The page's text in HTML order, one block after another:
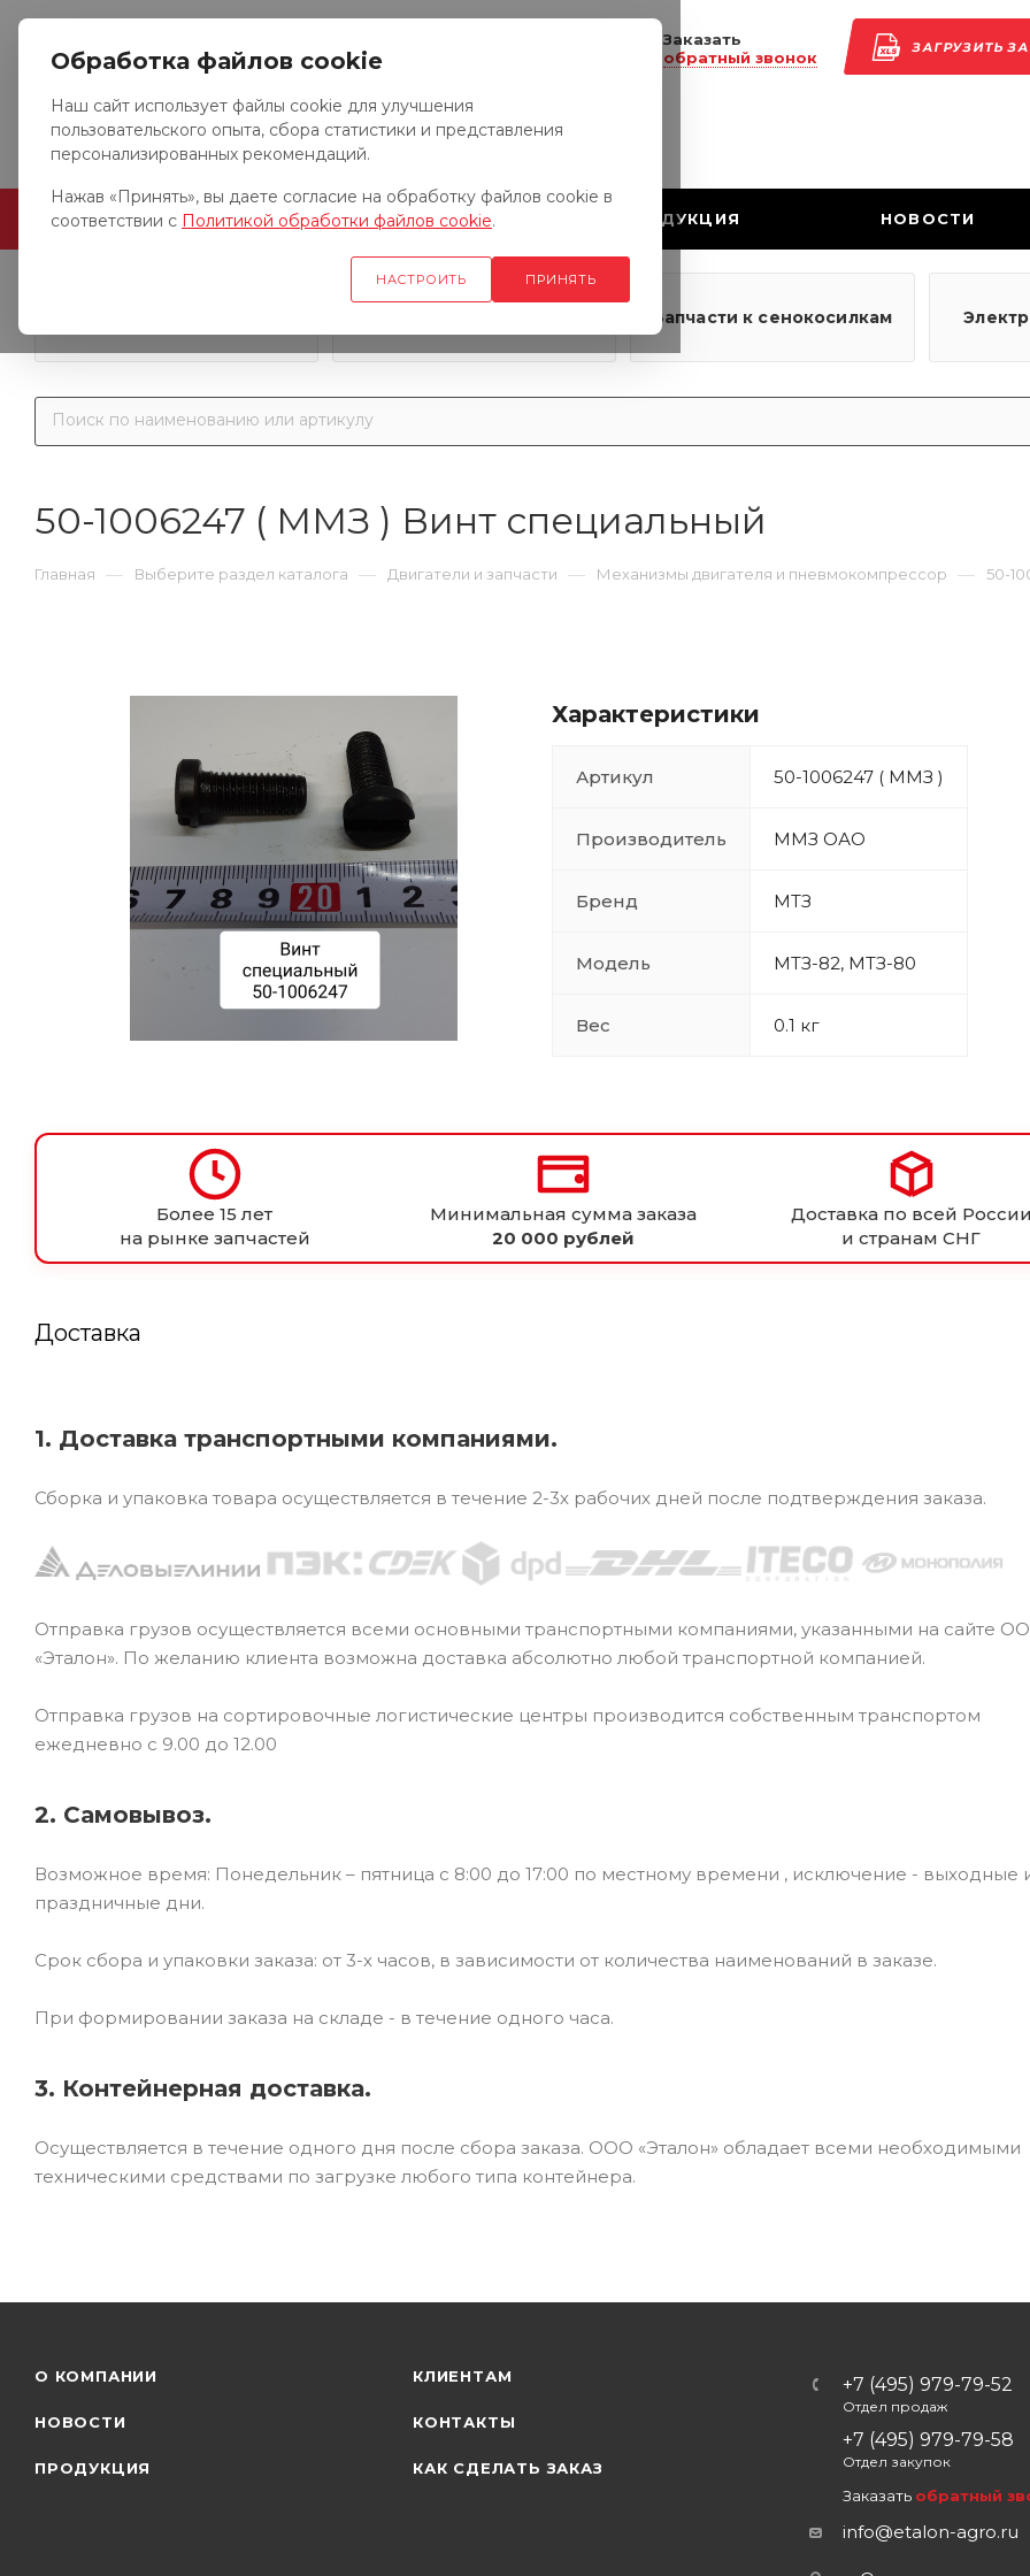
ЗАГРУЗИТЬ
Заказать
обратный звонок
ГЛАВНАЯ О КОМПАНИИ ПРОДУКЦИЯ НОВОСТИ
Запчасти к грузовым
Запчасти к сенокосилкам
50-1006247 ( ММЗ ) Винт специальный
Главная — Выберите раздел каталога — Двигатели и запчасти — Механизмы двигателя и пневмокомпрессор — 50-
Характеристики
Артикул 50-1006247 ( ММЗ )
Производитель ММЗ ОАО
Бренд МТЗ
Модель МТЗ-82, МТЗ-80
Вес 0.1 кг
Более 15 лет
на рынке запчастей
Минимальная сумма заказа
20 000 рублей
Доставка по всей
и странам СНГ
Доставка
1. Доставка транспортными компаниями.
Сборка и упаковка товара осуществляется в течение 2-3х рабочих дней после подтверждения заказа.
Отправка грузов осуществляется всеми основными транспортными компаниями, указанными на сайте
«Эталон». По желанию клиента возможна доставка абсолютно любой транспортной компанией.
Отправка грузов на сортировочные логистические центры производится собственным транспортом
ежедневно с 9.00 до 12.00
2. Самовывоз.
Возможное время: Понедельник – пятница с 8:00 до 17:00 по местному времени , исключение - выходные
праздничные дни.
Срок сбора и упаковки заказа: от 3-х часов, в зависимости от количества наименований в заказе.
При формировании заказа на складе - в течение одного часа.
3. Контейнерная доставка.
Осуществляется в течение одного дня после сбора заказа. ООО «Эталон» обладает всеми необходимыми
техническими средствами по загрузке любого типа контейнера.
О КОМПАНИИ
НОВОСТИ
ПРОДУКЦИЯ
КЛИЕНТАМ
КОНТАКТЫ
КАК СДЕЛАТЬ ЗАКАЗ
+7 (495) 979-79-52
Отдел продаж
+7 (495) 979-79-58
Отдел закупок
Заказать обратный
info@etalon-agro.ru
Обработка файлов cookie
Наш сайт использует файлы cookie для улучшения
пользовательского опыта, сбора статистики и представления
персонализированных рекомендаций.
Нажав «Принять», вы даете согласие на обработку файлов cookie в
соответствии с Политикой обработки файлов cookie.
НАСТРОИТЬ ПРИНЯТЬ